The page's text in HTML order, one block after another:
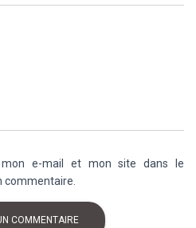
mon e-mail et mon site dans le
commentaire.